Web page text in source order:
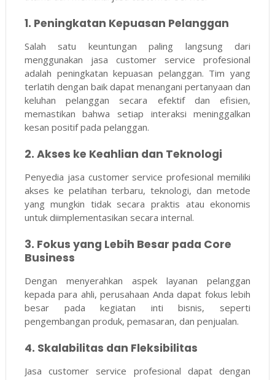
1. Peningkatan Kepuasan Pelanggan
Salah satu keuntungan paling langsung dari
menggunakan jasa customer service profesional
adalah peningkatan kepuasan pelanggan. Tim yang
terlatih dengan baik dapat menangani pertanyaan dan
keluhan pelanggan secara efektif dan efisien,
memastikan bahwa setiap interaksi meninggalkan
kesan positif pada pelanggan.
2. Akses ke Keahlian dan Teknologi
Penyedia jasa customer service profesional memiliki
akses ke pelatihan terbaru, teknologi, dan metode
yang mungkin tidak secara praktis atau ekonomis
untuk diimplementasikan secara internal.
3. Fokus yang Lebih Besar pada Core
Business
Dengan menyerahkan aspek layanan pelanggan
kepada para ahli, perusahaan Anda dapat fokus lebih
besar pada kegiatan inti bisnis, seperti
pengembangan produk, pemasaran, dan penjualan.
4. Skalabilitas dan Fleksibilitas
Jasa customer service profesional dapat dengan